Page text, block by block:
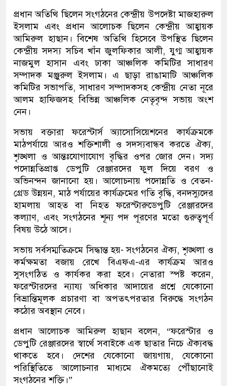
প্রধান অতিথি ছিলেন সংগঠনের কেন্দ্রীয় উপদেষ্টা মাজহারুল
ইসলাম এবং প্রধান আলোচক ছিলেন কেন্দ্রীয় আহ্বায়ক
আমিরুল হাছান। বিশেষ অতিথি হিসেবে উপস্থিত ছিলেন
কেন্দ্রীয় সদস্য সচিব খাঁন জুলফিকার আলী, যুগ্ম আহ্বায়ক
নাজমুল হাসান এবং ঢাকা আঞ্চলিক কমিটির সাধারণ
সম্পাদক মঞ্জুরুল ইসলাম। এ ছাড়া রাঙামাটি আঞ্চলিক
কমিটির সভাপতি, সাধারণ সম্পাদকসহ কেন্দ্রীয় নেতা নূরে
আলম হাফিজসহ বিভিন্ন আঞ্চলিক নেতৃবৃন্দ সভায় অংশ
নেন।
সভায় বক্তারা ফরেস্টার্স অ্যাসোসিয়েশনের কার্যক্রমকে
মাঠপর্যায়ে আরও শক্তিশালী ও সদস্যবান্ধব করতে ঐক্য,
শৃঙ্খলা ও আন্তঃযোগাযোগ বৃদ্ধির ওপর জোর দেন। সদ্য
পদোন্নতিপ্রাপ্ত ডেপুটি রেঞ্জারদের ফুল দিয়ে বরণ ও
অভিনন্দন জানানো হয়। আলোচনায় পদোন্নতি ও বেতন-
গ্রেড উন্নয়ন, মাঠ পর্যায়ের কার্যক্রমের গতি বৃদ্ধি, বনদস্যুদের
হামলায় আহত বা নিহত ফরেস্টারুডেপুটি রেঞ্জারদের
কল্যাণ, এবং সংগঠনের শূন্য পদ পূরণের মতো গুরুত্বপূর্ণ
বিষয় উঠে আসে।
সভায় সর্বসম্মতিক্রমে সিদ্ধান্ত হয়- সংগঠনের ঐক্য, শৃঙ্খলা ও
কর্মক্ষমতা বজায় রেখে বিএফএ-এর কার্যক্রম আরও
সুসংগঠিত ও কার্যকর করা হবে। নেতারা স্পষ্ট করেন,
ফরেস্টারদের ন্যায্য অধিকার আদায়ের প্রশ্নে যেকোনো
বিভ্রান্তিমূলক প্রচারণা বা অপতৎপরতার বিরুদ্ধে সংগঠন
কঠোর অবস্থান নেবে।
প্রধান আলোচক আমিরুল হাছান বলেন, “ফরেস্টার ও
ডেপুটি রেঞ্জারদের স্বার্থে সবাইকে এক ছাতার নিচে ঐক্যবদ্ধ
থাকতে হবে। দেশের যেকোনো জায়গায়, যেকোনো
পরিস্থিতিতে আলোচনার মাধ্যমে ঐকমত্যে পৌঁছানোই
সংগঠনের শক্তি।”